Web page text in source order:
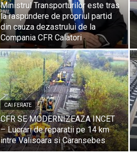
Ministrul Transporturilor este tras
la raspundere de propriul partid
din cauza dezastrului de la
Compania CFR Calatori
CAI FERATE
CFR SE MODERNIZEAZA INCET
– Lucrari de reparatii pe 14 km
intre Valisoara si Caransebes